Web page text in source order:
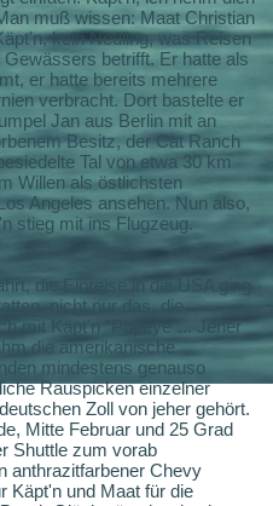
muß wissen: Maat Christian
kein Neuling, was Reisen
betrifft. Er hatte als
er hatte bereits mehrere
verbracht. Dort bastelte er
Jan aus Berlin mit an
Besitz, der Cat Ranch
Tal von etwa 30 km
Willen als östlichsten
Angeles ansehen. Nun also,
stieg mit ins Flugzeug.
die Einreise in die USA ging
nicht nur das, die
mit Käpt'n "Popeye"... Jener
die amerikanische
mindestens genauso
Rauspicken einzelner
Zoll von jeher gehört.
Mitte Februar und 25 Grad
Shuttle zum vorab
anthrazitfarbener Chevy
Käpt'n und Maat für die